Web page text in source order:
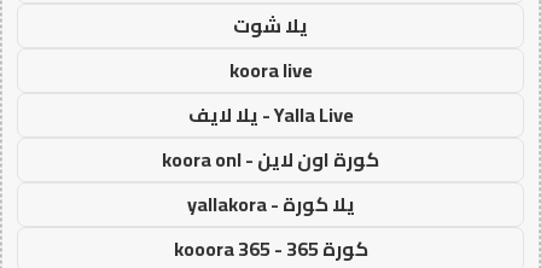
يلا شوت
koora live
Yalla Live - يلا لايف
كورة اون لاين - koora onl
يلا كورة - yallakora
كورة 365 - kooora 365